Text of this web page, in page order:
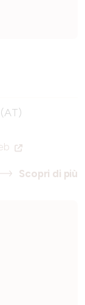
Scopri di più